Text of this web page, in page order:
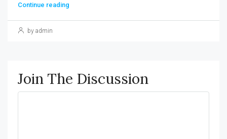
Continue reading
by admin
Join The Discussion